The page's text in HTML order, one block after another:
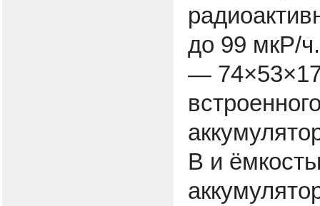
до 99 мкР/
—
В и